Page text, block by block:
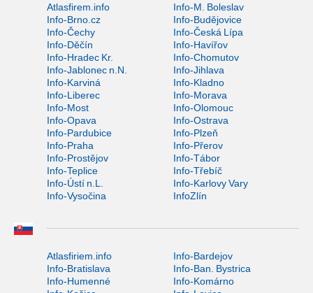
Atlasfirem.info
Info-M. Boleslav
Info-Brno.cz
Info-Budějovice
Info-Čechy
Info-Česká Lípa
Info-Děčín
Info-Havířov
Info-Hradec Kr.
Info-Chomutov
Info-Jablonec n.N.
Info-Jihlava
Info-Karviná
Info-Kladno
Info-Liberec
Info-Morava
Info-Most
Info-Olomouc
Info-Opava
Info-Ostrava
Info-Pardubice
Info-Plzeň
Info-Praha
Info-Přerov
Info-Prostějov
Info-Tábor
Info-Teplice
Info-Třebíč
Info-Ústí n.L.
Info-Karlovy Vary
Info-Vysočina
InfoZlín
Atlasfiriem.info
Info-Bardejov
Info-Bratislava
Info-Ban. Bystrica
Info-Humenné
Info-Komárno